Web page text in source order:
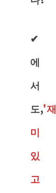
✔︎
에
서
도,'재
미
있
고